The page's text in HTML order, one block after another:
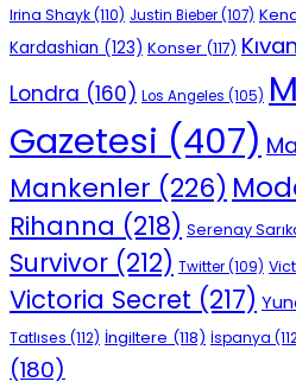
Irina Shayk(110) Justin Bieber(107)
Kardashian (123) Konser (117)
Londra (160) Los Angeles (105)
Gazetesi (407)
Mankenler (226)
Rihanna (218) Serenay
Survivor (212) Twitter(109)
Victoria Secret (217)
Tatlıses (112) İngiltere (118) İspanya
(180)